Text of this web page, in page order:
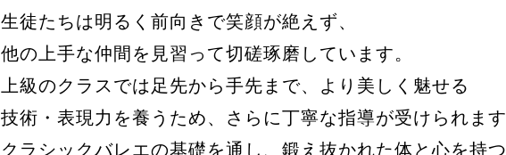
生徒たちは明るく前向きで笑顔が絶えず、
他の上手な仲間を見習って切磋琢磨しています。
上級のクラスでは足先から手先まで、より美しく魅せる
技術・表現力を養うため、さらに丁寧な指導が受けられます
クラシックバレエの基礎を通し、鍛え抜かれた体と心を持つ